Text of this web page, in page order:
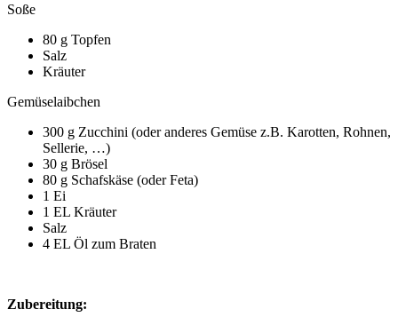
Soße
80 g Topfen
Salz
Kräuter
Gemüselaibchen
300 g Zucchini (oder anderes Gemüse z.B. Karotten, Rohnen,
Sellerie, …)
30 g Brösel
80 g Schafskäse (oder Feta)
1 Ei
1 EL Kräuter
Salz
4 EL Öl zum Braten
Zubereitung: